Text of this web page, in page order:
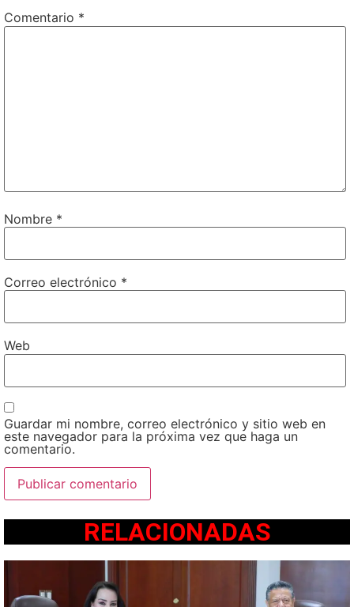
Comentario *
Nombre *
Correo electrónico *
Web
Guardar mi nombre, correo electrónico y sitio web en
este navegador para la próxima vez que haga un
comentario.
RELACIONADAS